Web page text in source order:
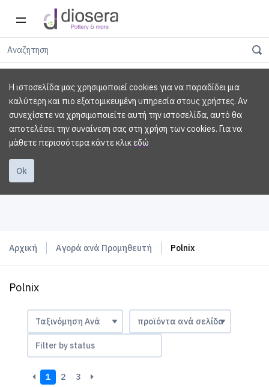
Η ιστοσελίδα μας χρησιμοποιεί cookies για να παραδίδει μια
καλύτερη και πιο εξατομικευμένη υπηρεσία στους χρήστες. Αν
συνεχίσετε να χρησιμοποιείτε αυτή την ιστοσελίδα, αυτό θα
αποτελέσει την συναίνεση σας στη χρήση των cookies. Για να
μάθετε περισσότερα κάντε κλικεδώ
Ok
Αρχική Αγορά ανά Προμηθευτή Polnix
Polnix
Filter by status
1 2 3